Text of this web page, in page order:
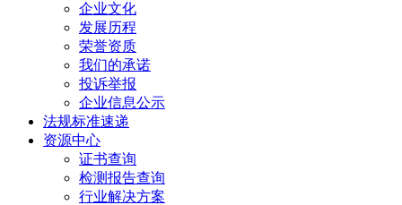
企业文化
发展历程
荣誉资质
我们的承诺
投诉举报
企业信息公示
法规标准速递
资源中心
证书查询
检测报告查询
行业解决方案